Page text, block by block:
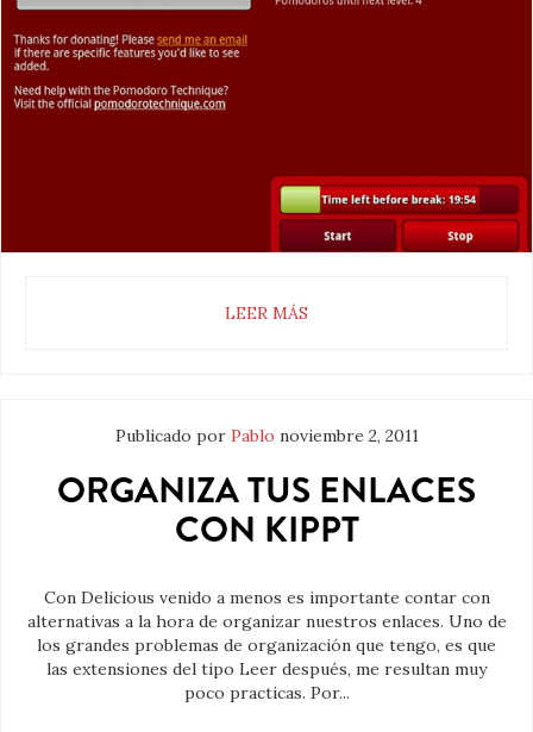
LEER MÁS
Publicado por Pablo noviembre 2, 2011
ORGANIZA TUS ENLACES
CON KIPPT
Con Delicious venido a menos es importante contar con
alternativas a la hora de organizar nuestros enlaces. Uno de
los grandes problemas de organización que tengo, es que
las extensiones del tipo Leer después, me resultan muy
poco practicas. Por...